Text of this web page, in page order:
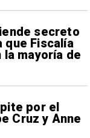
secreto
que Fiscalía
la mayoría de
por el
Cruz y Anne